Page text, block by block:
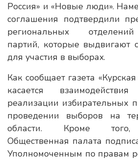
Россия» и «Новые люди».
соглашения подтвердили
региональных
партий, которые выдвигают
для участия в выборах.
Как сообщает газета
касается
реализации избирательных
проведении выборов на
области. Кроме того,
Общественная палата
Уполномоченным по правам